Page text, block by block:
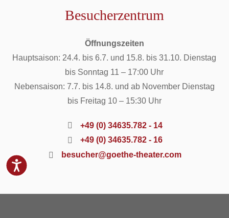
Besucherzentrum
Öffnungszeiten
Hauptsaison: 24.4. bis 6.7. und 15.8. bis 31.10. Dienstag
bis Sonntag 11 – 17:00 Uhr
Nebensaison: 7.7. bis 14.8. und ab November Dienstag
bis Freitag 10 – 15:30 Uhr
+49 (0) 34635.782 - 14
+49 (0) 34635.782 - 16
besucher@goethe-theater.com